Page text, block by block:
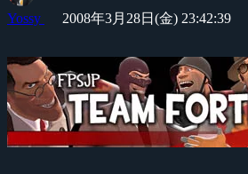
Yossy 2008年3月28日(金) 23:42:39